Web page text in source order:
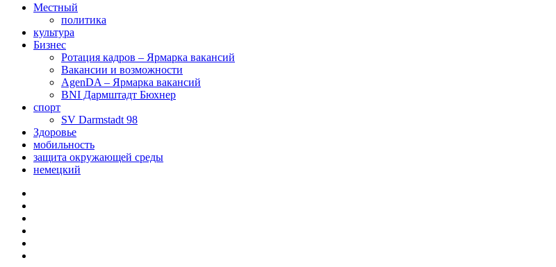
Местный
политика
культура
Бизнес
Ротация кадров – Ярмарка вакансий
Вакансии и возможности
AgenDA – Ярмарка вакансий
BNI Дармштадт Бюхнер
спорт
SV Darmstadt 98
Здоровье
мобильность
защита окружающей среды
немецкий